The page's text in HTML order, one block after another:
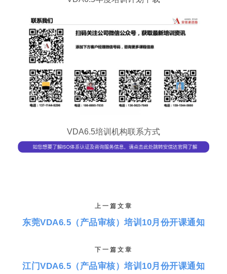
VDA6.5培训机构联系方式
上一篇文章
东莞VDA6.5（产品审核）培训10月份开课通知
下一篇文章
江门VDA6.5（产品审核）培训10月份开课通知